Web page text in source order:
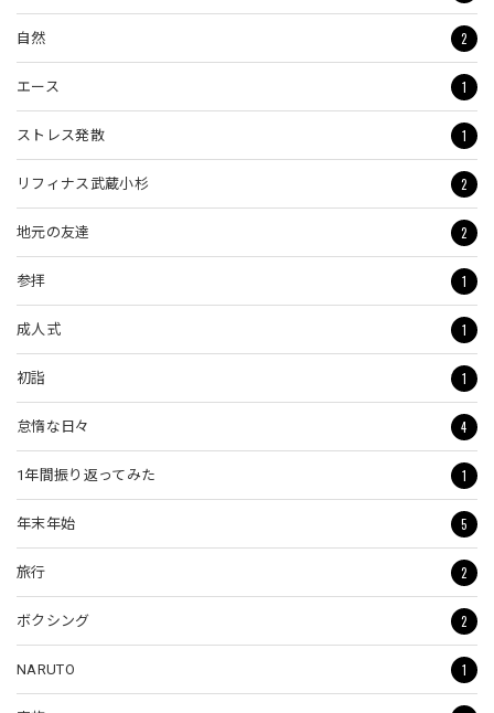
自然 2
エース 1
ストレス発散 1
リフィナス武蔵小杉 2
地元の友達 2
参拝 1
成人式 1
初詣 1
怠惰な日々 4
1年間振り返ってみた 1
年末年始 5
旅行 2
ボクシング 2
NARUTO 1